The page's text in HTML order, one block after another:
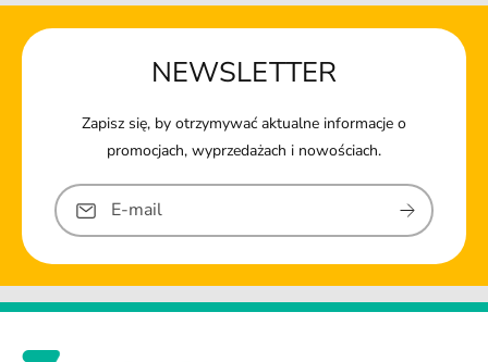
NEWSLETTER
Zapisz się, by otrzymywać aktualne informacje o
promocjach, wyprzedażach i nowościach.
E-mail